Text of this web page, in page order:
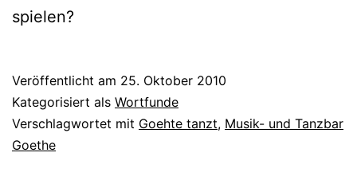
spielen?
Veröffentlicht am 25. Oktober 2010
Kategorisiert als Wortfunde
Verschlagwortet mit Goehte tanzt, Musik- und Tanzbar
Goethe